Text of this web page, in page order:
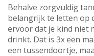
Behalve zorgvuldig
belangrijk te letten op
ervoor dat je kind niet
drinkt. Dat is 3x een
een tussendoortje,